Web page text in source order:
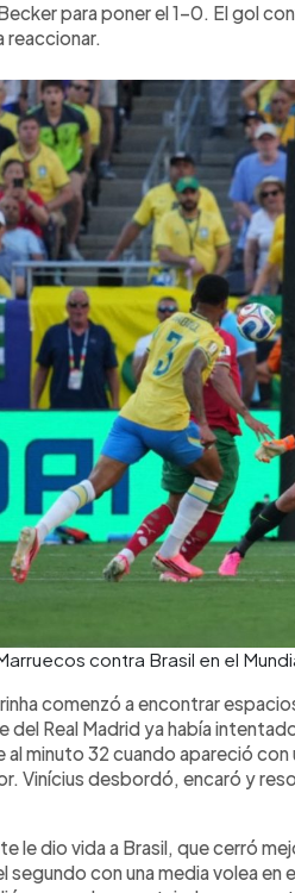
para poner el 1-0. El gol
reaccionar.
contra Brasil en el
comenzó a encontrar
del Real Madrid ya había
al minuto 32 cuando apareció con
Vinícius desbordó, encaró y
le dio vida a Brasil, que cerró
segundo con una media volea